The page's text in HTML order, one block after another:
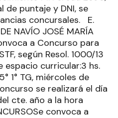
de puntaje y DNI, se
concursales. E.
NAVÍO JOSÉ MARÍA
a Concurso para
según Resol. 1000/13
espacio curricular:3 hs.
1° TG, miércoles de
se realizará el día
cte. año a la hora
convoca a